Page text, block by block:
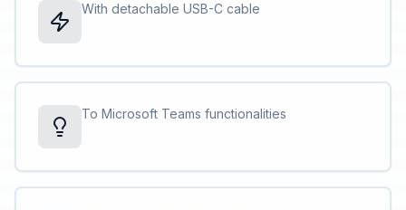
With detachable USB-C cable
To Microsoft Teams functionalities